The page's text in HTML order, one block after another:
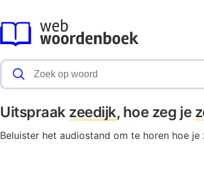
Uitspraak zeedijk, hoe zeg je
Beluister het audiostand om te horen hoe